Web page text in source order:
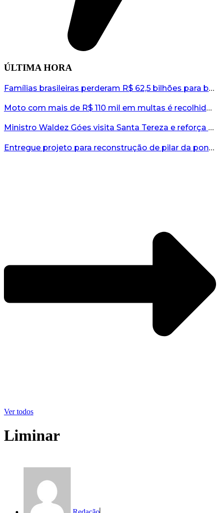
ÚLTIMA HORA
Famílias brasileiras perderam R$ 62,5 bilhões para bets em 2025, diz estudo...
Moto com mais de R$ 110 mil em multas é recolhida no interior do RS...
Ministro Waldez Góes visita Santa Tereza e reforça apoio federal à reconstrução do município...
Entregue projeto para reconstrução de pilar da ponte entre Encantado e Muçum...
Ver todos
Liminar